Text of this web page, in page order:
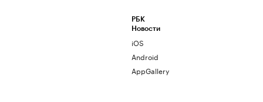
РБК
Новости
iOS
Android
AppGallery